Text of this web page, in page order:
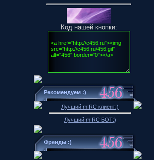
Код нашей кнопки:
Рекомендуем :)
Лучший mIRC клиент:)
Лучший mIRC БОТ:)
Френды :)